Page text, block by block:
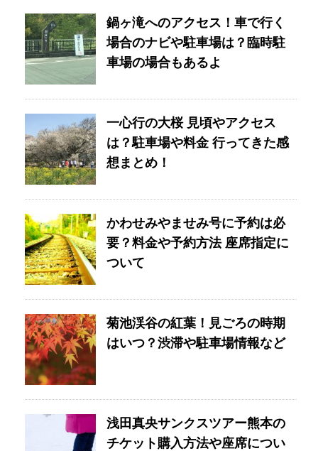
鍋ヶ滝へのアクセス！車で行く
場合のナビや駐車場は？臨時駐
車場の場合もあるよ
一心行の大桜 見頃やアクセス
は？駐車場や料金 行ってきた感
想まとめ！
かわせみやませみ号に予約は必
要？料金や予約方法 座席指定に
ついて
菊池渓谷の紅葉！見ごろの時期
はいつ？渋滞や駐車場情報など
浅田真央サンクスツアー熊本の
チケット購入方法や座席につい